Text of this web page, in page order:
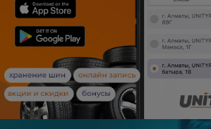
Экибастуз
Бишкек